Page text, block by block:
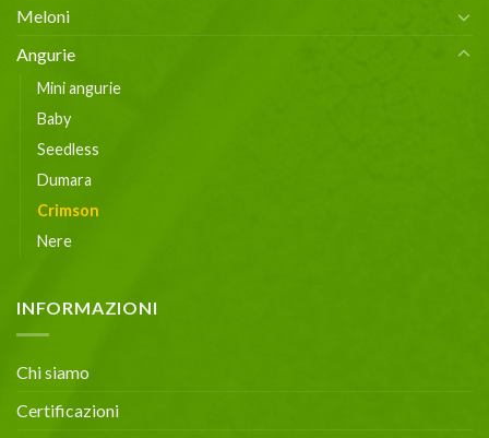
Meloni
Angurie
Mini angurie
Baby
Seedless
Dumara
Crimson
Nere
INFORMAZIONI
Chi siamo
Certificazioni